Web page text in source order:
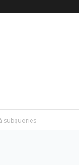
subqueries